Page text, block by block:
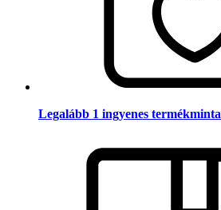
Legalább 1 ingyenes termékminta